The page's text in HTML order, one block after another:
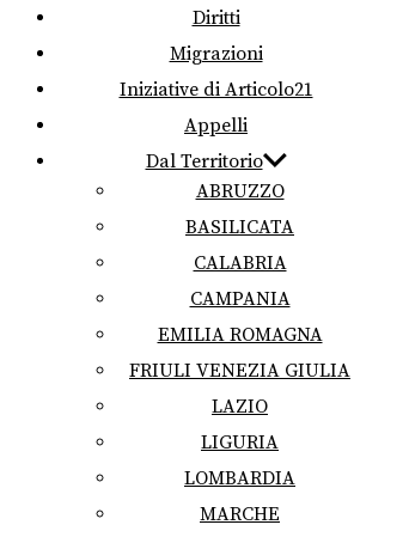
Diritti
Migrazioni
Iniziative di Articolo21
Appelli
Dal Territorio
ABRUZZO
BASILICATA
CALABRIA
CAMPANIA
EMILIA ROMAGNA
FRIULI VENEZIA GIULIA
LAZIO
LIGURIA
LOMBARDIA
MARCHE